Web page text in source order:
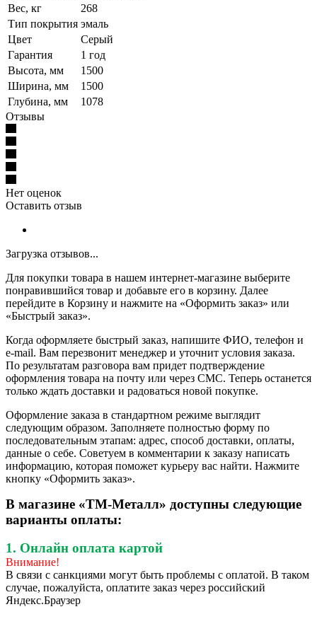
Вес, кг
268
Тип покрытия эмаль
Цвет
Серый
Гарантия
1 год
Высота, мм
1500
Ширина, мм
1500
Глубина, мм
1078
Отзывы
Нет оценок
Оставить отзыв
Загрузка отзывов...
Для покупки товара в нашем интернет-магазине выберите
понравившийся товар и добавьте его в корзину. Далее
перейдите в Корзину и нажмите на «Оформить заказ» или
«Быстрый заказ».
Когда оформляете быстрый заказ, напишите ФИО, телефон и
e-mail. Вам перезвонит менеджер и уточнит условия заказа.
По результатам разговора вам придет подтверждение
оформления товара на почту или через СМС. Теперь останется
только ждать доставки и радоваться новой покупке.
Оформление заказа в стандартном режиме выглядит
следующим образом. Заполняете полностью форму по
последовательным этапам: адрес, способ доставки, оплаты,
данные о себе. Советуем в комментарии к заказу написать
информацию, которая поможет курьеру вас найти. Нажмите
кнопку «Оформить заказ».
В магазине «ТМ-Металл» доступны следующие
варианты оплаты:
1. Онлайн оплата картой
Внимание!
В связи с санкциями могут быть проблемы с оплатой. В таком
случае, пожалуйста, оплатите заказ через российский
Яндекс.Браузер